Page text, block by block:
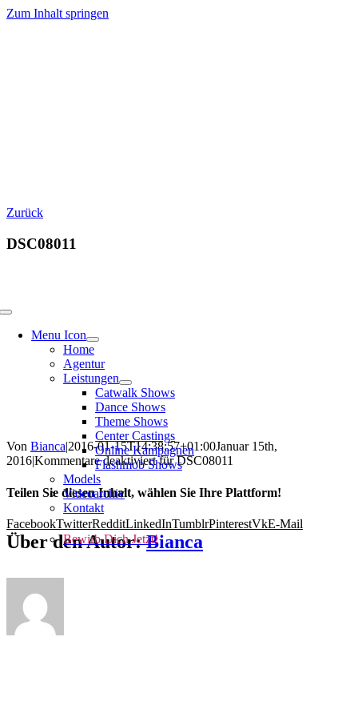
Zum Inhalt springen
Menu Icon
Home
Agentur
Leistungen
Catwalk Shows
Dance Shows
Theme Shows
Center Castings
Online Kampagnen
Flashmob Shows
Models
Videoarchiv
Kontakt
Bewirb Dich Jetzt!
Zurück
DSC08011
Von Bianca|2016-01-15T14:38:57+01:00Januar 15th,
2016|Kommentare deaktiviertfür DSC08011
Teilen Sie diesen Inhalt, wählen Sie Ihre Plattform!
FacebookTwitterRedditLinkedInTumblrPinterestVkE-Mail
Über den Autor:Bianca